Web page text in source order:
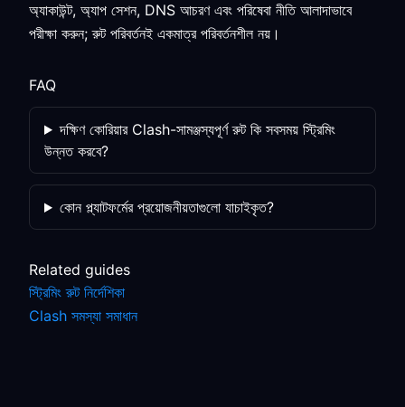
অ্যাকাউন্ট, অ্যাপ সেশন, DNS আচরণ এবং পরিষেবা নীতি আলাদাভাবে
পরীক্ষা করুন; রুট পরিবর্তনই একমাত্র পরিবর্তনশীল নয়।
FAQ
দক্ষিণ কোরিয়ার Clash-সামঞ্জস্যপূর্ণ রুট কি সবসময় স্ট্রিমিং
উন্নত করবে?
কোন প্ল্যাটফর্মের প্রয়োজনীয়তাগুলো যাচাইকৃত?
Related guides
স্ট্রিমিং রুট নির্দেশিকা
Clash সমস্যা সমাধান